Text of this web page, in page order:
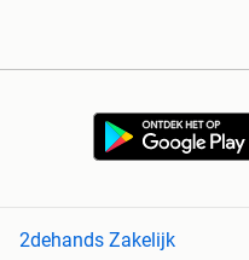
2dehands Zakelijk